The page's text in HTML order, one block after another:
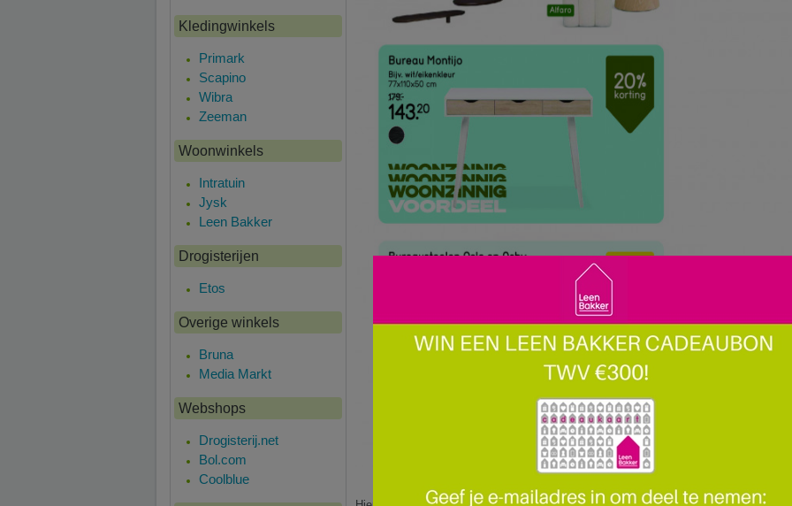
Kledingwinkels
Primark
Scapino
Wibra
Zeeman
Woonwinkels
Intratuin
Jysk
Leen Bakker
Drogisterijen
Etos
Overige winkels
Bruna
Media Markt
Webshops
Drogisterij.net
Bol.com
Coolblue